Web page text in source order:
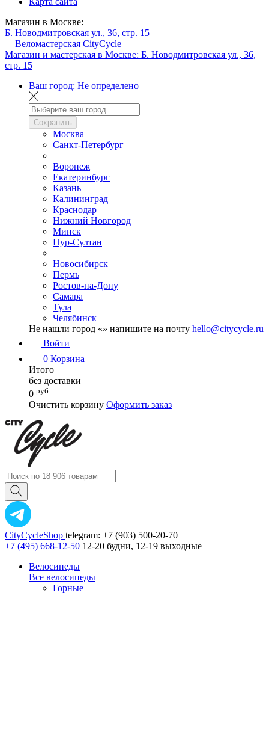
Магазин в Москве:
Б. Новодмитровская ул., 36, стр. 15
Веломастерская CityCycle
Магазин и мастерская в Москве: Б. Новодмитровская ул., 36,
стр. 15
Ваш город: Не определено
Сохранить
Москва
Санкт-Петербург
Воронеж
Екатеринбург
Казань
Калининград
Краснодар
Нижний Новгород
Минск
Нур-Султан
Новосибирск
Пермь
Ростов-на-Дону
Самара
Тула
Челябинск
Не нашли город «» напишите на почту hello@citycycle.ru
Войти
0 Корзина
Итого
без доставки
0 руб
Очистить корзину Оформить заказ
CityCycleShop telegram: +7 (903) 500-20-70
+7 (495) 668-12-50 12-20 будни, 12-19 выходные
Велосипеды
Все велосипеды
Горные